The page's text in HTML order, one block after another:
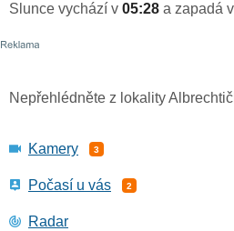
Slunce vychází v 05:28 a zapadá v
Nepřehlédněte z lokality
Kamery 3
Počasí u vás 2
Radar